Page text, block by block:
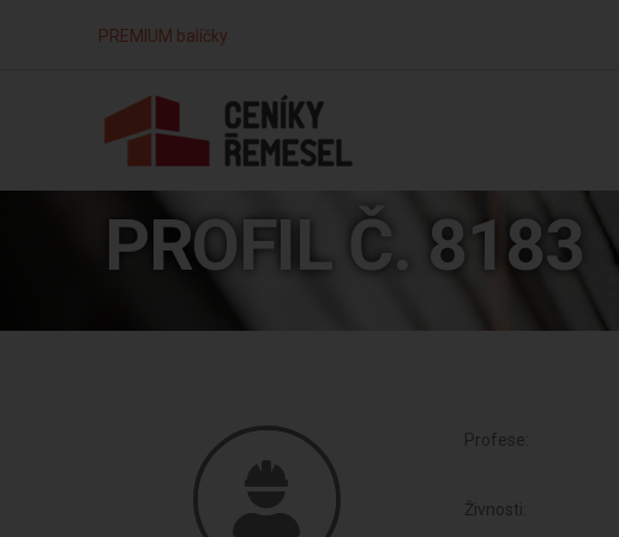
PREMIUM balíčky
PROFIL Č. 8183
Profese:
Živnosti: